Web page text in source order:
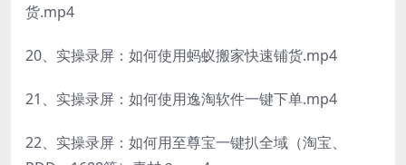
货.mp4
20、实操录屏：如何使用蚂蚁搬家快速铺货.mp4
21、实操录屏：如何使用逸淘软件一键下单.mp4
22、实操录屏：如何用至尊宝一键扒全域（淘宝、